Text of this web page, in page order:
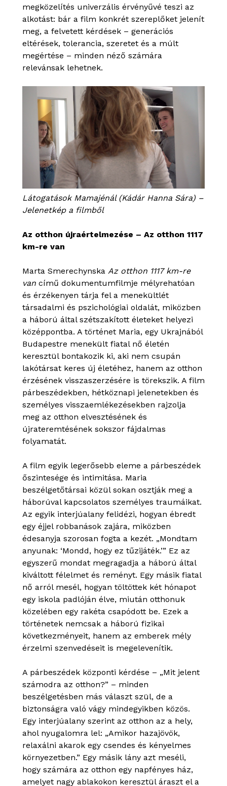
megközelítés univerzális érvényűvé teszi az
alkotást: bár a film konkrét szereplőket jelenít
meg, a felvetett kérdések – generációs
eltérések, tolerancia, szeretet és a múlt
megértése – minden néző számára
relevánsak lehetnek.
Látogatások Mamajénál (Kádár Hanna Sára) –
Jelenetkép a filmből
Az otthon újraértelmezése – Az otthon 1117
km-re van
Marta Smerechynska Az otthon 1117 km-re
van című dokumentumfilmje mélyrehatóan
és érzékenyen tárja fel a menekültlét
társadalmi és pszichológiai oldalát, miközben
a háború által szétszakított életeket helyezi
középpontba. A történet Maria, egy Ukrajnából
Budapestre menekült fiatal nő életén
keresztül bontakozik ki, aki nem csupán
lakótársat keres új életéhez, hanem az otthon
érzésének visszaszerzésére is törekszik. A film
párbeszédekben, hétköznapi jelenetekben és
személyes visszaemlékezésekben rajzolja
meg az otthon elvesztésének és
újrateremtésének sokszor fájdalmas
folyamatát.
A film egyik legerősebb eleme a párbeszédek
őszintesége és intimitása. Maria
beszélgetőtársai közül sokan osztják meg a
háborúval kapcsolatos személyes traumáikat.
Az egyik interjúalany felidézi, hogyan ébredt
egy éjjel robbanások zajára, miközben
édesanyja szorosan fogta a kezét. „Mondtam
anyunak: ‘Mondd, hogy ez tűzijáték.’” Ez az
egyszerű mondat megragadja a háború által
kiváltott félelmet és reményt. Egy másik fiatal
nő arról mesél, hogyan töltöttek két hónapot
egy iskola padlóján élve, miután otthonuk
közelében egy rakéta csapódott be. Ezek a
történetek nemcsak a háború fizikai
következményeit, hanem az emberek mély
érzelmi szenvedéseit is megelevenítik.
A párbeszédek központi kérdése – „Mit jelent
számodra az otthon?” – minden
beszélgetésben más választ szül, de a
biztonságra való vágy mindegyikben közös.
Egy interjúalany szerint az otthon az a hely,
ahol nyugalomra lel: „Amikor hazajövök,
relaxálni akarok egy csendes és kényelmes
környezetben.” Egy másik lány azt meséli,
hogy számára az otthon egy napfényes ház,
amelyet nagy ablakokon keresztül áraszt el a